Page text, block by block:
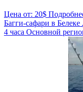
Цена от: 20$
Багги-сафари в Белеке
4 часа Основной